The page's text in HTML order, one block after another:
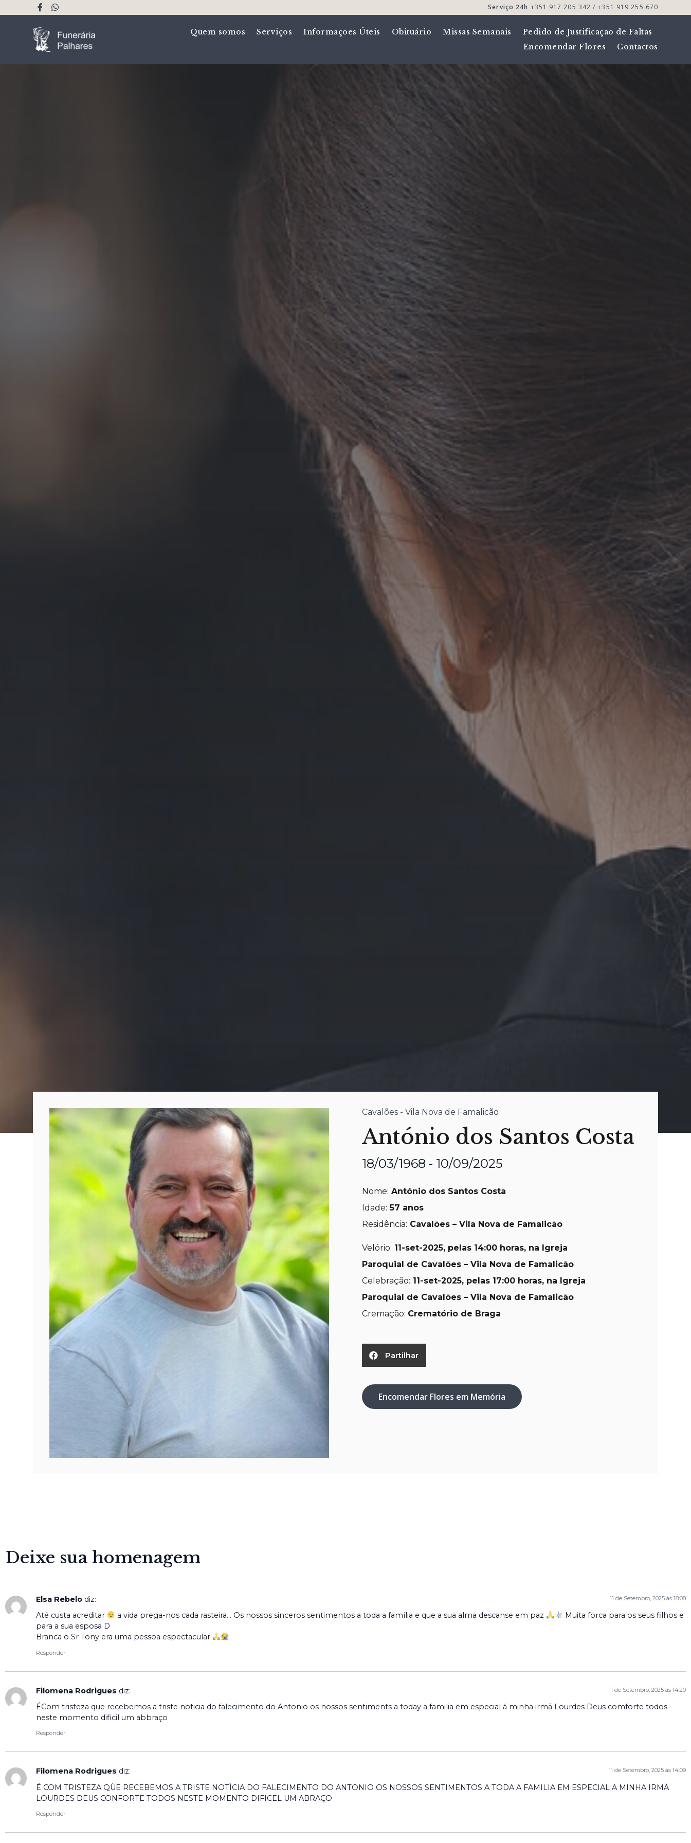
Serviço 24h +351 917 205 342 / +351 919 255 670
Quem somos Serviços Informações Úteis Obituário Missas Semanais
Pedido de Justificação de Faltas
Encomendar Flores
Contactos
Cavalões - Vila Nova de Famalicão
António dos Santos Costa
18/03/1968 - 10/09/2025
Nome: António dos Santos Costa
Idade: 57 anos
Residência: Cavalões – Vila Nova de Famalicão
Velório: 11-set-2025, pelas 14:00 horas, na Igreja
Paroquial de Cavalões – Vila Nova de Famalicão
Celebração: 11-set-2025, pelas 17:00 horas, na Igreja
Paroquial de Cavalões – Vila Nova de Famalicão
Cremação: Crematório de Braga
Partilhar
Encomendar Flores em Memória
Deixe sua homenagem
Elsa Rebelo diz: 11 de Setembro, 2025 às 18:08
Até custa acreditar a vida prega-nos cada rasteira… Os nossos sinceros sentimentos a toda a família e que a sua alma descanse em paz
Muita forca para os seus filhos e
para a sua esposa D
Branca o Sr Tony era uma pessoa espectacular
Responder
Filomena Rodrigues diz: 11 de Setembro, 2025 às 14:20
ÉCom tristeza que recebemos a triste noticia do falecimento do Antonio os nossos sentiments a today a familia em especial á minha irmā Lourdes Deus comforte todos
neste momento dificil um abbraço
Responder
Filomena Rodrigues diz: 11 de Setembro, 2025 às 14:09
É COM TRISTEZA QÙE RECEBEMOS A TRISTE NOTÌCIA DO FALECIMENTO DO ANTONIO OS NOSSOS SENTIMENTOS A TODA A FAMILIA EM ESPECIAL A MINHA IRMĀ
LOURDES DEUS CONFORTE TODOS NESTE MOMENTO DIFICEL UM ABRAÇO
Responder